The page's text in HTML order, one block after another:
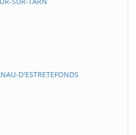
D'ESTRETEFONDS